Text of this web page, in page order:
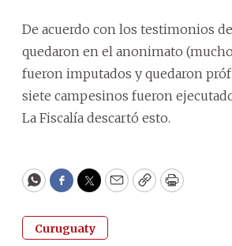
De acuerdo con los testimonios
quedaron en el anonimato
fueron imputados y quedaron
siete campesinos fueron
La Fiscalía descartó esto.
WhatsApp
Facebook
Twitter
EmailCopyPrint
Curuguaty